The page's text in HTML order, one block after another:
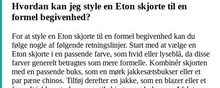
Hvordan kan jeg style en Eton skjorte til en
formel begivenhed?
For at style en Eton skjorte til en formel begivenhed kan du
følge nogle af følgende retningslinjer. Start med at vælge en
Eton skjorte i en passende farve, som hvid eller lyseblå, da disse
farver generelt betragtes som mere formelle. Kombinér skjorten
med en passende buks, som en mørk jakkesætsbukser eller et
par pæne chinos. Tilføj derefter en jakke, som en blazer eller et